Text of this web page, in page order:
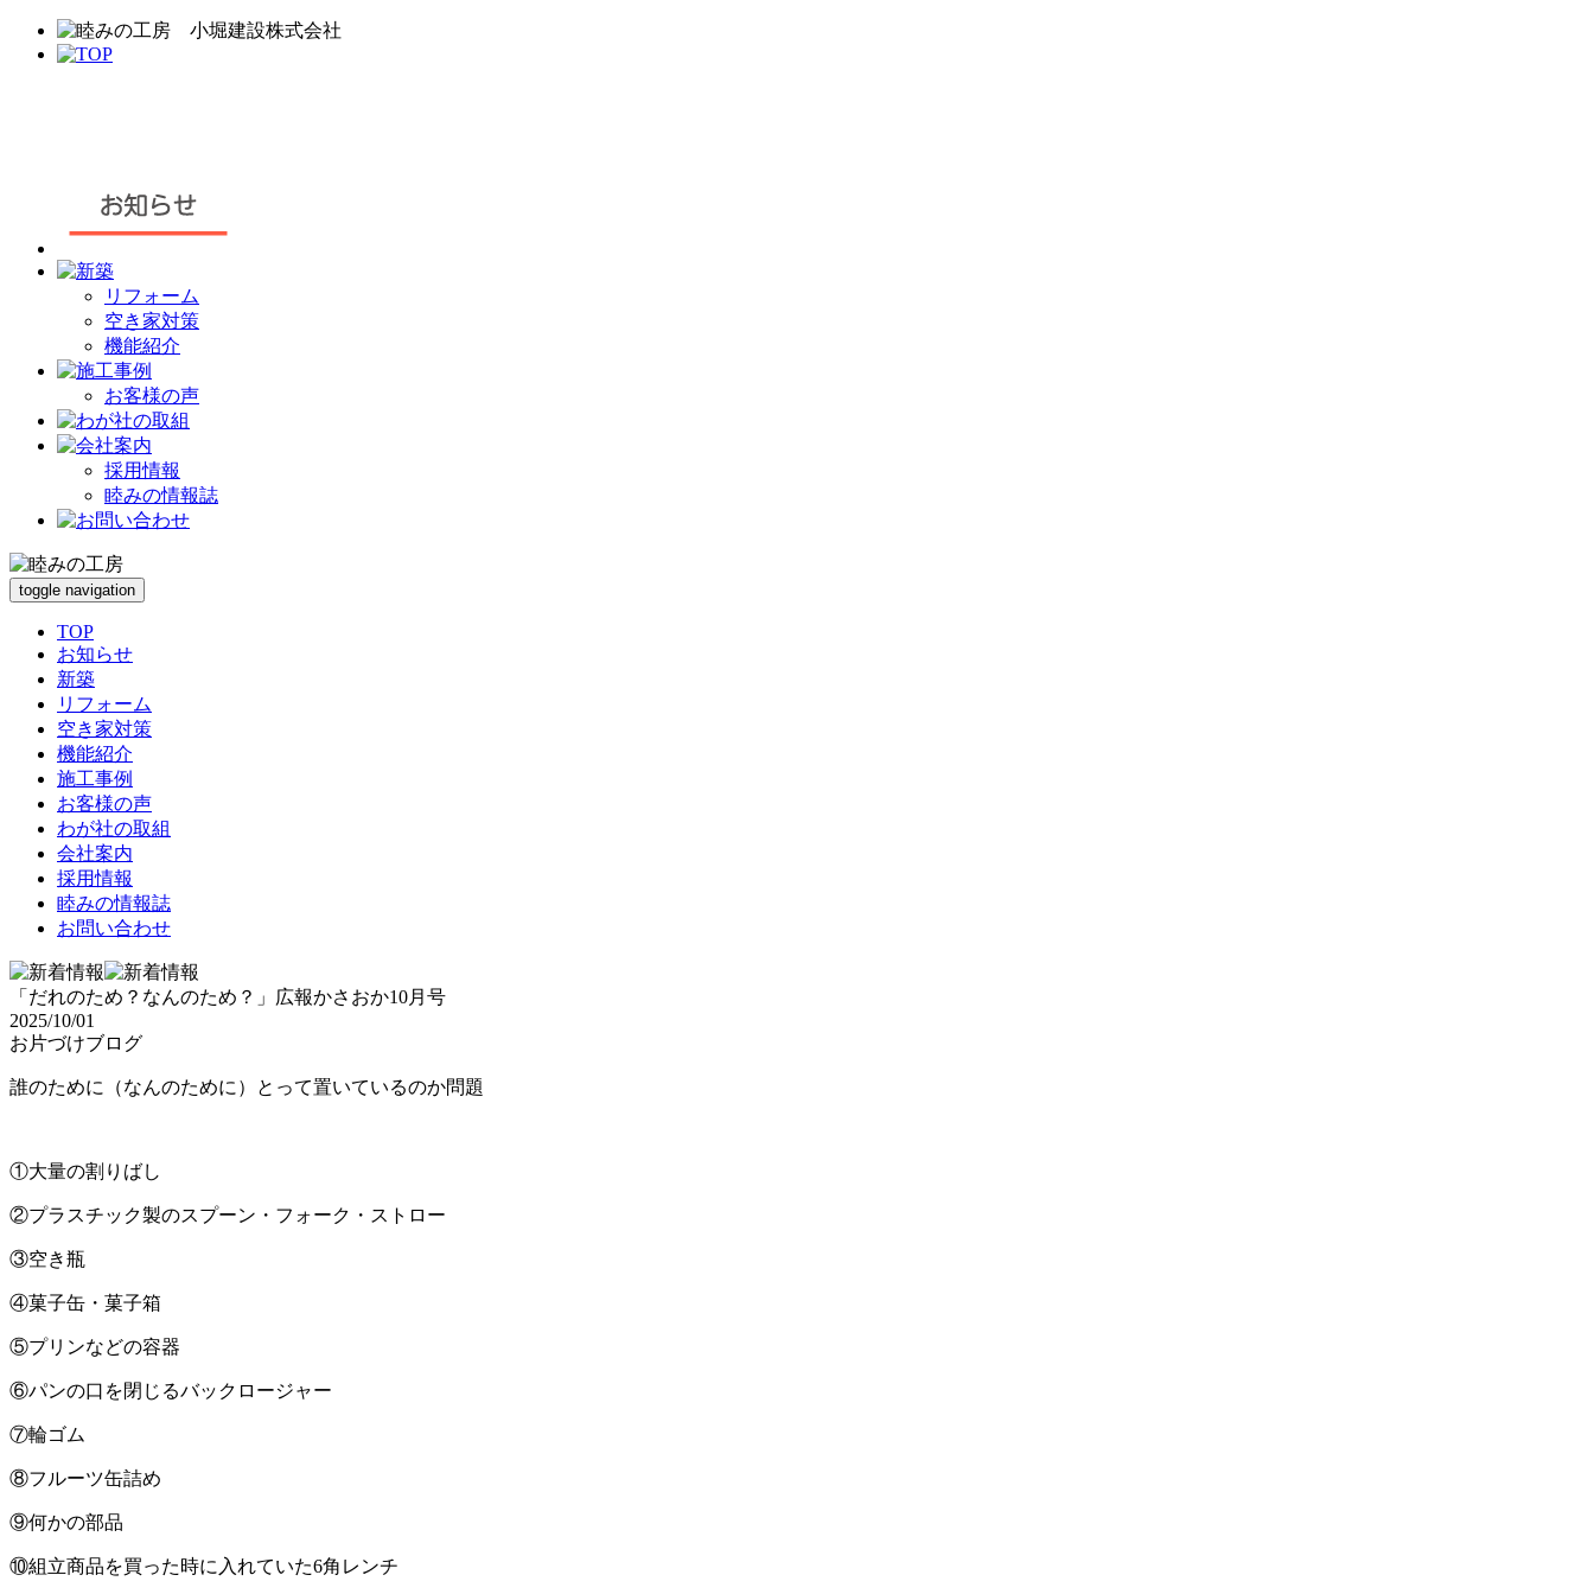
リフォーム
空き家対策
機能紹介
お客様の声
採用情報
睦みの情報誌
toggle navigation
TOP
お知らせ
新築
リフォーム
空き家対策
機能紹介
施工事例
お客様の声
わが社の取組
会社案内
採用情報
睦みの情報誌
お問い合わせ
「だれのため？なんのため？」広報かさおか10月号
2025/10/01
お片づけブログ
誰のために（なんのために）とって置いているのか問題
①大量の割りばし
②プラスチック製のスプーン・フォーク・ストロー
③空き瓶
④菓子缶・菓子箱
⑤プリンなどの容器
⑥パンの口を閉じるバックロージャー
⑦輪ゴム
⑧フルーツ缶詰め
⑨何かの部品
⑩組立商品を買った時に入れていた6角レンチ